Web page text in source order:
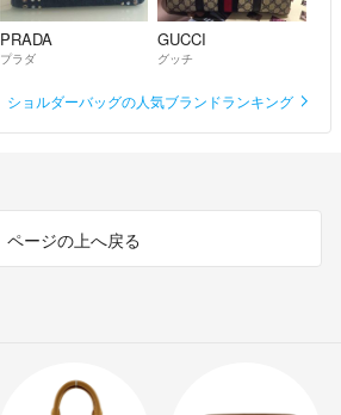
PRADA
プラダ
GUCCI
グッチ
ショルダーバッグの人気ブランドランキング
ページの上へ戻る